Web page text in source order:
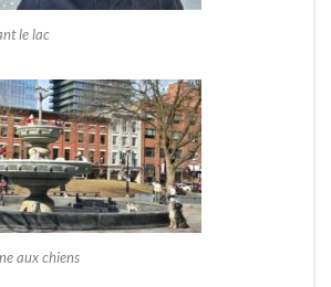
le lac
aux chiens